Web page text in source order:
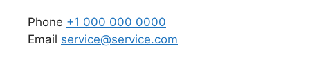
Phone +1 000 000 0000
Email service@service.com